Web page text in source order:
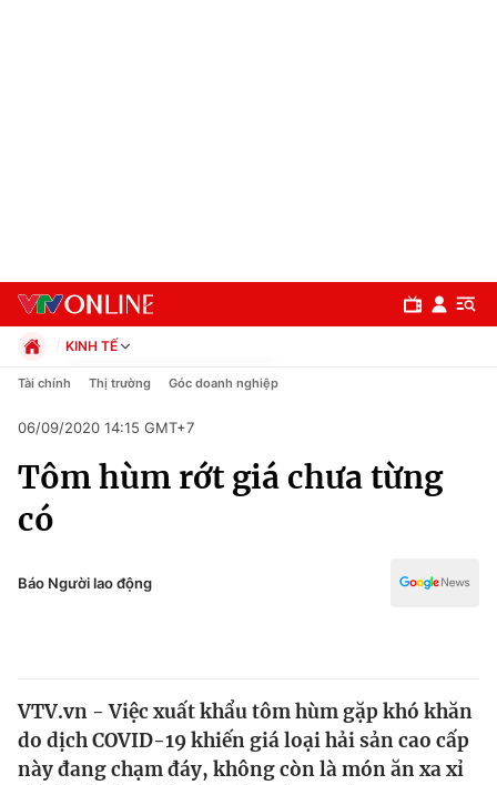
Chuyên mục
Chính trị
Thế giới
KINH TẾ
Chính trị
Pháp luật
Kinh tế
Thể thao
Y tế
Tài chính Thị trường Góc doanh nghiệp
06/09/2020 14:15 GMT+7
Tôm hùm rớt giá chưa từng
có
Báo Người lao động
VTV.vn - Việc xuất khẩu tôm hùm gặp khó khăn
do dịch COVID-19 khiến giá loại hải sản cao cấp
này đang chạm đáy, không còn là món ăn xa xỉ